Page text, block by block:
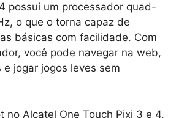
possui um processador quad-
o que o torna capaz de
básicas com facilidade. Com
você pode navegar na web,
e jogar jogos leves sem
no Alcatel One Touch Pixi 3 e 4,